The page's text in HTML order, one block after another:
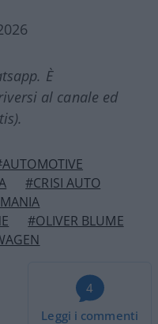
È
al canale ed
#CRISI AUTO
#OLIVER BLUME
4
Leggi i commenti